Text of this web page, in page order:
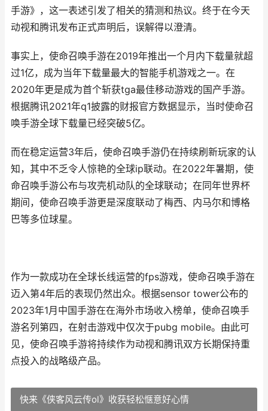
手游》，这一表述引发了相关的猜测和热议。终于在今天
动视和腾讯发布正式声明后，误解得以澄清。
事实上，使命召唤手游在2019年推出一个月内下载量就超
过1亿，成为当年下载量最大的智能手机游戏之一。在
2020年更是成为首个斩获tga最佳移动游戏的国产手游。
根据腾讯2021年q1披露的财报官方数据显示，当时使命召
唤手游全球下载量已经突破5亿。
而在稳定运营3年后，使命召唤手游仍在持续刷新玩家的认
知，其中不乏令人惊艳的全球ip联动。在2022年暑期，使
命召唤手游公布与攻壳机动队的全球联动；在同年世界杯
期间，使命召唤手游更是深度联动了梅西、内马尔和博格
巴等多位球星。
作为一款成功在全球长线运营的fps游戏，使命召唤手游在
迈入第4年后的表现仍然出众。根据sensor tower公布的
2023年1月中国手游在在海外市场收入榜单，使命召唤手
游名列第四，在射击游戏中仅次于pubg mobile。由此可
见，使命召唤手游将持续作为动视和腾讯双方长期保持重
点投入的战略级产品。
快来《侠客风云传ol》收获轻松惬意好心情